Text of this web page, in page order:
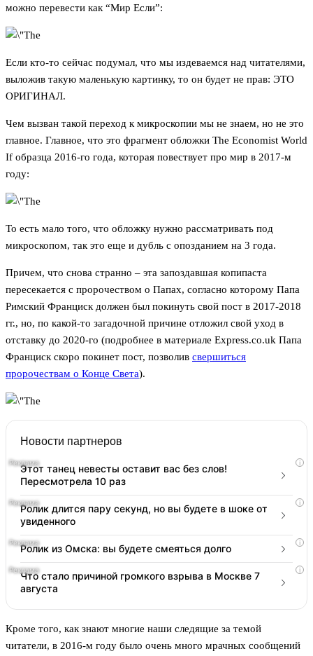
можно перевести как “Мир Если”:
Если кто-то сейчас подумал, что мы издеваемся над читателями,
выложив такую маленькую картинку, то он будет не прав: ЭТО
ОРИГИНАЛ.
Чем вызван такой переход к микроскопии мы не знаем, но не это
главное. Главное, что это фрагмент обложки The Economist World
If образца 2016-го года, которая повествует про мир в 2017-м
году:
То есть мало того, что обложку нужно рассматривать под
микроскопом, так это еще и дубль с опозданием на 3 года.
Причем, что снова странно – эта запоздавшая копипаста
пересекается с пророчеством о Папах, согласно которому Папа
Римский Франциск должен был покинуть свой пост в 2017-2018
гг., но, по какой-то загадочной причине отложил свой уход в
отставку до 2020-го (подробнее в материале Express.co.uk Папа
Франциск скоро покинет пост, позволив свершиться
пророчествам о Конце Света).
Новости партнеров
i
Этот танец невесты оставит вас без слов!
Пересмотрела 10 раз
i
Ролик длится пару секунд, но вы будете в шоке от
увиденного
i
Ролик из Омска: вы будете смеяться долго
i
Что стало причиной громкого взрыва в Москве 7
августа
Кроме того, как знают многие наши следящие за темой
читатели, в 2016-м году было очень много мрачных сообщений